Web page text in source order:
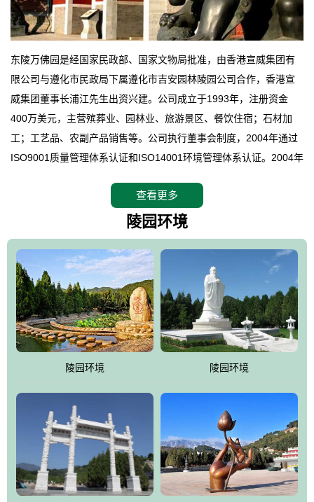
东陵万佛园是经国家民政部、国家文物局批准，由香港宣威集团有
限公司与遵化市民政局下属遵化市吉安园林陵园公司合作，香港宣
威集团董事长浦江先生出资兴建。公司成立于1993年，注册资金
400万美元，主营殡葬业、园林业、旅游景区、餐饮住宿；石材加
工；工艺品、农副产品销售等。公司执行董事会制度，2004年通过
ISO9001质量管理体系认证和ISO14001环境管理体系认证。2004年
拥有4A级旅游区头衔的花园式陵园，园内建有四星级酒店一座。
万佛园位于遵化市境内，座落在世界文化遗产清东陵地形墙内，地
形绝佳，地理位置优越，交通便利。公司以“建设全国顶级人生后花
园、打造佛教精品旅游圣地”为目标，以海外归侨、国内外知名人士
的墓地安葬、祭祀吊亡并结合旅游参观构成其主要使用功能；以苍
郁绚丽、优雅宜人的园林景观构成其外部形象。通过墓园建设与造
园手法相结合的默契操作，建成一处特色鲜明、服务周全、环境优
美、民族风格突出，与周边文物古迹交相呼应的极具吸引力的花园
式园林。
万佛园工程一期占地448亩，目前完成投资近12亿元人民币，园区采
用全仿古式建筑，寻求与世界文化遗产地清东陵的和谐统一，在园
区建设中寻求陵园建设与景区建设的有机融合，充分发挥独一无二
的地形优势，打造现代艺术园林，建设旅游景观、寺庙、酒店等综
合服务设施，服务于陵园经营，使企业的多元化经营项目相互依
托、相互促进，园区绿化覆盖率达90%。
查看更多
陵园环境
陵园环境 陵园环境